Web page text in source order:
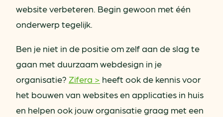
website verbeteren. Begin gewoon met één
onderwerp tegelijk.
Ben je niet in de positie om zelf aan de slag te
gaan met duurzaam webdesign in je
organisatie? Zifera > heeft ook de kennis voor
het bouwen van websites en applicaties in huis
en helpen ook jouw organisatie graag met een